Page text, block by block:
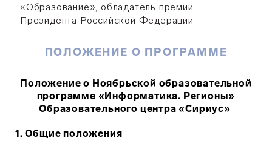
«Образование», обладатель премии
Президента Российской Федерации
ПОЛОЖЕНИЕ О ПРОГРАММЕ
Положение о Ноябрьской образовательной
программе «Информатика. Регионы»
Образовательного центра «Сириус»
1. Общие положения